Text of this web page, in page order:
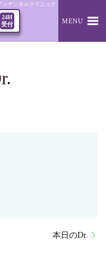
デンタルクリニック｜本日のDr.
24H
受付
MENU
本日のDr.